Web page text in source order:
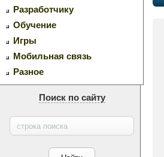
Разработчику
Обучение
Игры
Мобильная связь
Разное
Поиск по сайту